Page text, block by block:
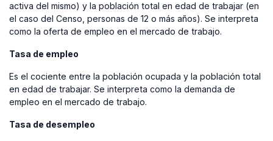
activa del mismo) y la población total en edad de trabajar (en
el caso del Censo, personas de 12 o más años). Se interpreta
como la oferta de empleo en el mercado de trabajo.
Tasa de empleo
Es el cociente entre la población ocupada y la población total
en edad de trabajar. Se interpreta como la demanda de
empleo en el mercado de trabajo.
Tasa de desempleo